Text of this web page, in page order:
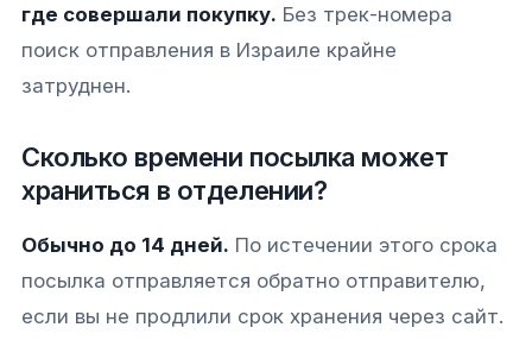
где совершали покупку. Без трек-номера
поиск отправления в Израиле крайне
затруднен.
Сколько времени посылка может
храниться в отделении?
Обычно до 14 дней. По истечении этого срока
посылка отправляется обратно отправителю,
если вы не продлили срок хранения через сайт.